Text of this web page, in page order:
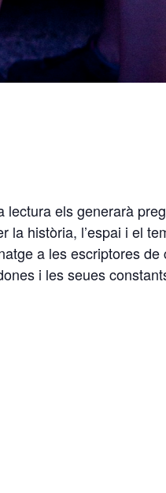
els generarà
la història, l’espai i el
a les escriptores de
i les seues